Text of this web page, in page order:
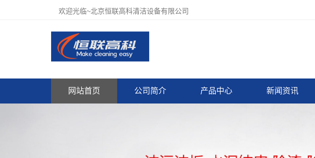
欢迎光临~北京恒联高科清洁设备有限公司
网站首页 公司简介 产品中心 新闻资讯